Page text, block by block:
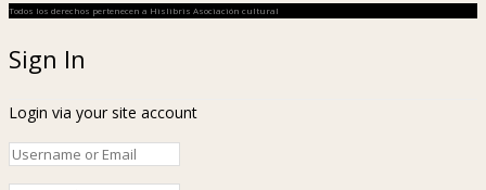
Todos los derechos pertenecen a Hislibris Asociación cultural
Sign In
Login via your site account